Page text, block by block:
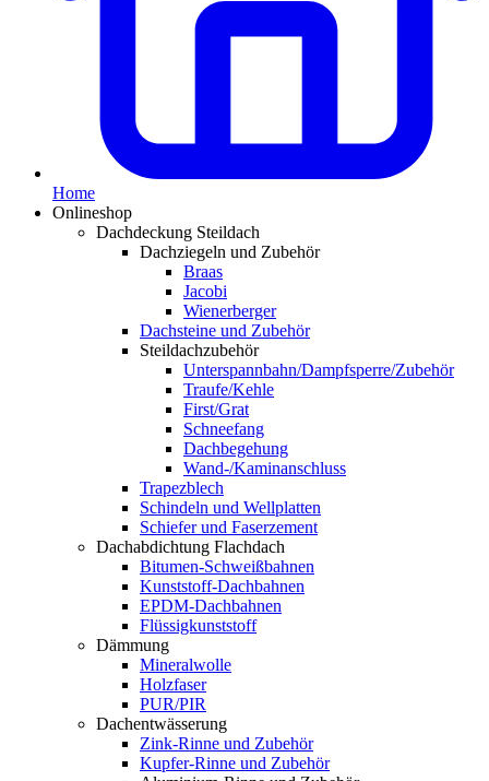
Home
Onlineshop
Dachdeckung Steildach
Dachziegeln und Zubehör
Braas
Jacobi
Wienerberger
Dachsteine und Zubehör
Steildachzubehör
Unterspannbahn/Dampfsperre/Zubehör
Traufe/Kehle
First/Grat
Schneefang
Dachbegehung
Wand-/Kaminanschluss
Trapezblech
Schindeln und Wellplatten
Schiefer und Faserzement
Dachabdichtung Flachdach
Bitumen-Schweißbahnen
Kunststoff-Dachbahnen
EPDM-Dachbahnen
Flüssigkunststoff
Dämmung
Mineralwolle
Holzfaser
PUR/PIR
Dachentwässerung
Zink-Rinne und Zubehör
Kupfer-Rinne und Zubehör